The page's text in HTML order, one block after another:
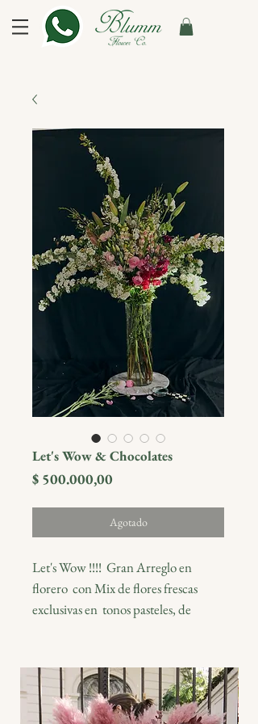
Let's Wow & Chocolates
$ 500.000,00
Agotado
Let's Wow !!!! GranArreglo en
florero con Mix de flores frescas
exclusivas en tonos pasteles, de
estacion.
Incluye florero de vidrio importado.
Se entrega envuelto en Packaging de